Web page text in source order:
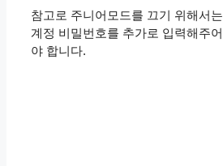
참고로 주니어모드를 끄기 위해서는
계정 비밀번호를 추가로 입력해주어
야 합니다.